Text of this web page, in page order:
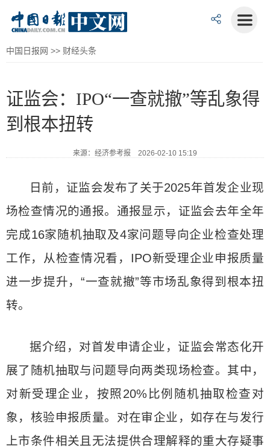
中国日报网 >> 财经头条
证监会：IPO“一查就撤”等乱象得
到根本扭转
来源：经济参考报 2026-02-10 15:19
日前，证监会发布了关于2025年首发企业现
场检查情况的通报。通报显示，证监会去年全年
完成16家随机抽取及4家问题导向企业检查处理
工作，从检查情况看，IPO新受理企业申报质量
进一步提升，“一查就撤”等市场乱象得到根本扭
转。
据介绍，对首发申请企业，证监会常态化开
展了随机抽取与问题导向两类现场检查。其中，
对新受理企业，按照20%比例随机抽取检查对
象，核验申报质量。对在审企业，如存在与发行
上市条件相关且无法提供合理解释的重大存疑事